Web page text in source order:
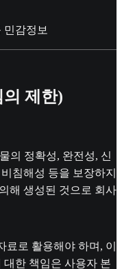
민감정보
제한)
의 정확성, 완전성, 신
침해성 등을 보장하지
해 생성된 것으로 회사
로 활용해야 하며, 이
한 책임은 사용자 본